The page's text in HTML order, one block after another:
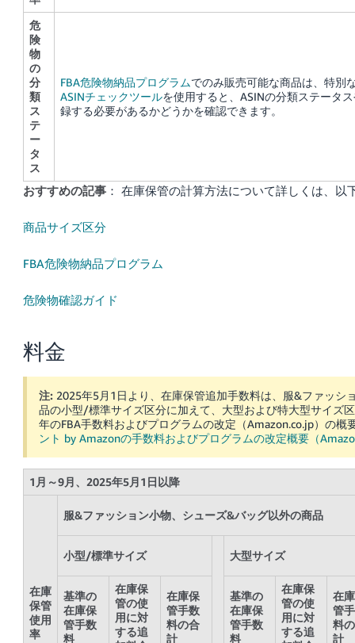
危
険
物
の
分
類
ス
テ
ー
タ
ス
FBA危険物納品プログラムでのみ販売可能な商品は、特別
ASINチェックツールを使用すると、ASINの分類ステータ
録する必要があるかどうかを確認できます。
おすすめの記事： 在庫保管の計算方法について詳しくは、以
商品サイズ区分
FBA危険物納品プログラム
危険物確認ガイド
料金
注: 2025年5月1日より、在庫保管追加手数料は、服&ファッシ
品の小型/標準サイズ区分に加えて、大型および特大型サイズ
年のFBA手数料およびプログラムの改定（Amazon.co.jp）の概
ント by Amazonの手数料およびプログラムの改定概要（
1月～9月、2025年5月1日以降
在庫
保管
使用
率
服&ファッション小物、シューズ&バッグ以外の商品
小型/標準サイズ 大型サイズ
基準の
在庫保
管手数
料
在庫保
管の使
用に対
する追
在庫保
管手数
料の合
計
基準の
在庫保
管手数
料
在庫保
管の使
用に対
する追
在
管
料
計